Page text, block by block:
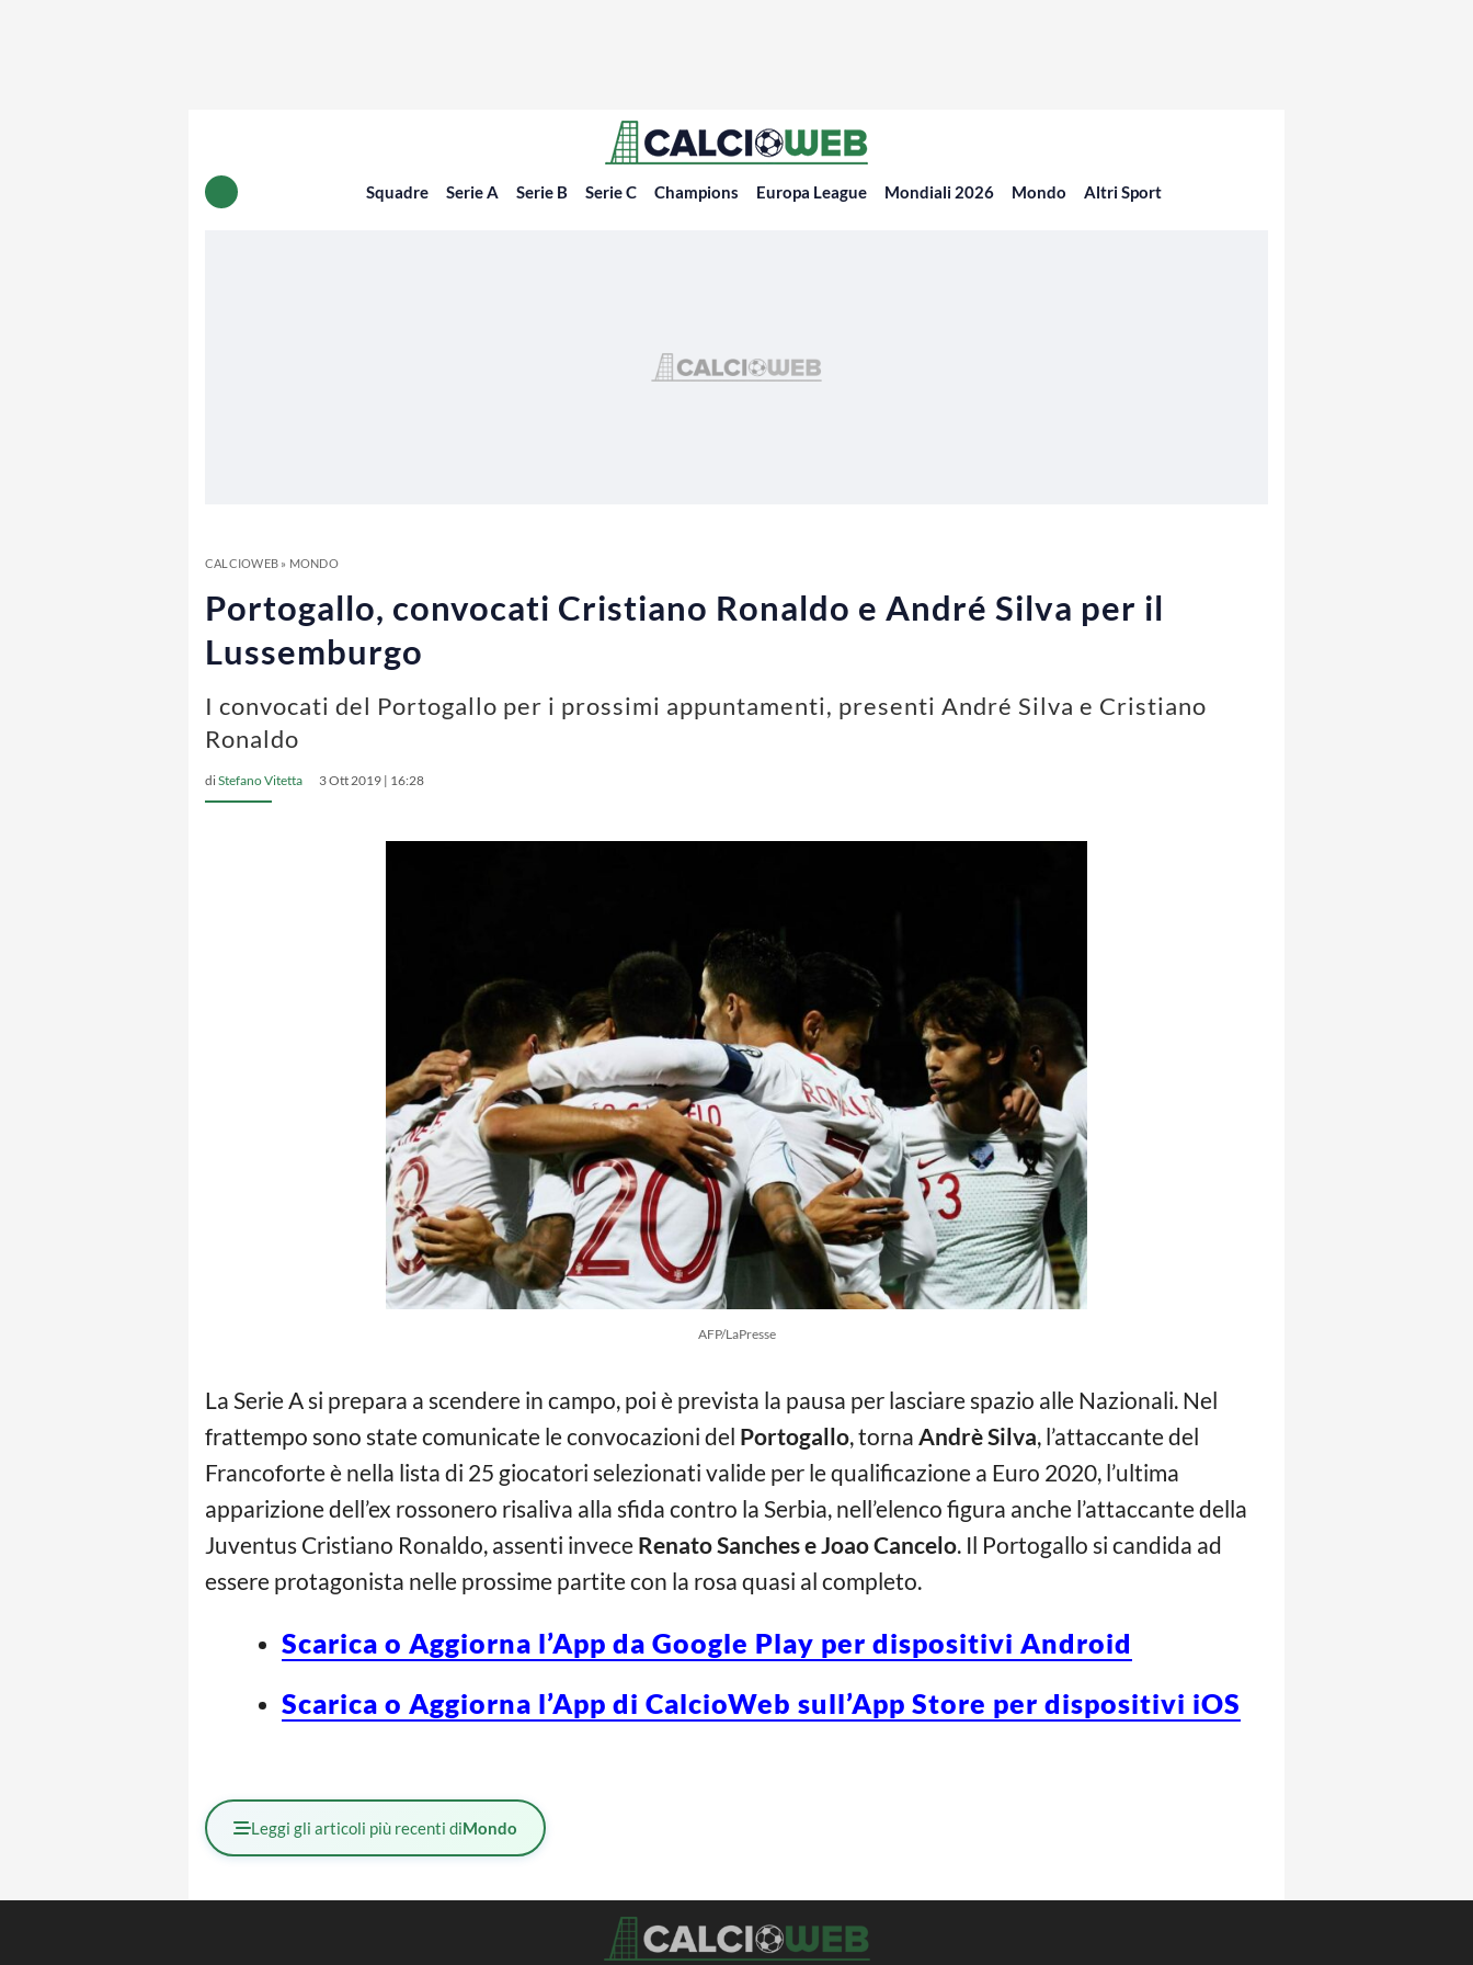
Squadre Serie A Serie B Serie C Champions Europa League Mondiali 2026 Mondo Altri Sport
CALCIOWEB» MONDO
Portogallo, convocati Cristiano Ronaldo e André Silva per il
Lussemburgo
I convocati del Portogallo per i prossimi appuntamenti, presenti André Silva e Cristiano
Ronaldo
diStefano Vitetta 3 Ott 2019 | 16:28
AFP/LaPresse
La Serie A si prepara a scendere in campo, poi è prevista la pausa per lasciare spazio alle Nazionali. Nel
frattempo sono state comunicate le convocazioni del Portogallo, torna Andrè Silva, l’attaccante del
Francoforte è nella lista di 25 giocatori selezionati valide per le qualificazione a Euro 2020, l’ultima
apparizione dell’ex rossonero risaliva alla sfida contro la Serbia, nell’elenco figura anche l’attaccante della
Juventus Cristiano Ronaldo, assenti invece Renato Sanches e Joao Cancelo. Il Portogallo si candida ad
essere protagonista nelle prossime partite con la rosa quasi al completo.
Scarica o Aggiorna l’App da Google Play per dispositivi Android
Scarica o Aggiorna l’App di CalcioWeb sull’App Store per dispositivi iOS
Leggi gli articoli più recenti diMondo